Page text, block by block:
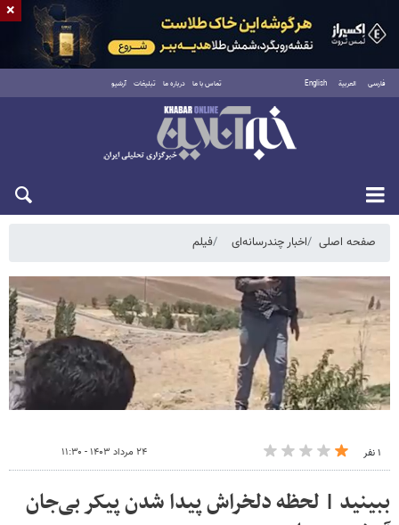
فارسی العربية English تماس با ما درباره ما تبلیغات آرشیو
پنجشنبه ۱۵ مرداد ۱۴۰۵
صفحه اصلی اخبار چندرسانه‌ای فیلم
۱ نفر ۲۴ مرداد ۱۴۰۳ - ۱۱:۳۰
ببینید | لحظه دلخراش پیدا شدن پیکر بی‌جان
×